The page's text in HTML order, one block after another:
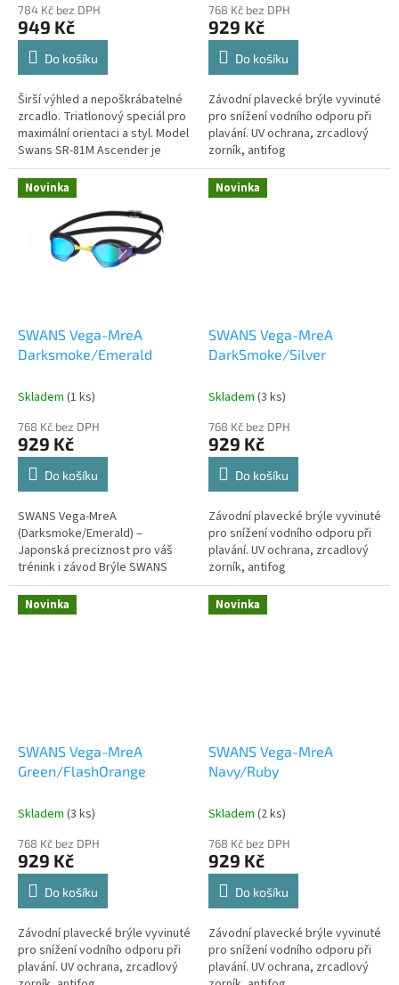
784 Kč bez DPH
949 Kč
Do košíku
Širší výhled a nepoškrábatelné
zrcadlo. Triatlonový speciál pro
maximální orientaci a styl. Model
Swans SR-81M Ascender je
navržen pro plavce na otevřené
vodě a triatlonisty,...
768 Kč bez DPH
929 Kč
Do košíku
Závodní plavecké brýle vyvinuté
pro snížení vodního odporu při
plavání. UV ochrana, zrcadlový
zorník, antifog
Premium.Schváleno
mezinárodní plaveckou federací
FINA.
Novinka
SWANS Vega-MreA
Darksmoke/Emerald
Skladem (1 ks)
768 Kč bez DPH
929 Kč
Do košíku
SWANS Vega-MreA
(Darksmoke/Emerald) –
Japonská preciznost pro váš
trénink i závod Brýle SWANS
Vega jsou výsledkem
špičkového japonského
inženýrství, které se zaměřuje
Novinka
SWANS Vega-MreA
DarkSmoke/Silver
Skladem (3 ks)
768 Kč bez DPH
929 Kč
Do košíku
Závodní plavecké brýle vyvinuté
pro snížení vodního odporu při
plavání. UV ochrana, zrcadlový
zorník, antifog
Premium.Schváleno
mezinárodní plaveckou federací
FINA.
Novinka
SWANS Vega-MreA
Green/FlashOrange
Skladem (3 ks)
768 Kč bez DPH
929 Kč
Do košíku
Závodní plavecké brýle vyvinuté
pro snížení vodního odporu při
plavání. UV ochrana, zrcadlový
Novinka
SWANS Vega-MreA
Navy/Ruby
Skladem (2 ks)
768 Kč bez DPH
929 Kč
Do košíku
Závodní plavecké brýle vyvinuté
pro snížení vodního odporu při
plavání. UV ochrana, zrcadlový